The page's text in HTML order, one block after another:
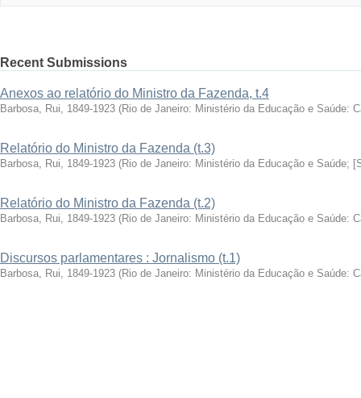
Recent Submissions
Anexos ao relatório do Ministro da Fazenda, t.4
Barbosa, Rui, 1849-1923 (Rio de Janeiro: Ministério da Educação e Saúde:
Relatório do Ministro da Fazenda (t.3)
Barbosa, Rui, 1849-1923 (Rio de Janeiro: Ministério da Educação e Saúde;
Relatório do Ministro da Fazenda (t.2)
Barbosa, Rui, 1849-1923 (Rio de Janeiro: Ministério da Educação e Saúde:
Discursos parlamentares : Jornalismo (t.1)
Barbosa, Rui, 1849-1923 (Rio de Janeiro: Ministério da Educação e Saúde: